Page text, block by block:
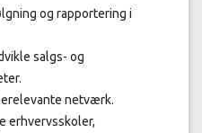
og rapportering i
salgs- og
netværk.
erhvervsskoler,